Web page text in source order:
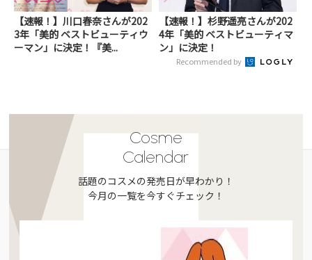
【速報！】川口春奈さんが202
3年「美的 ベストビューティウ
ーマン」に決定！『美...
【速報！】杉野遥亮さんが202
4年「美的 ベストビューティマ
ン」に決定！
Recommended by
Cosme
Calendar
話題のコスメの発売日が早わかり！
今月の一覧を今すぐチェック！